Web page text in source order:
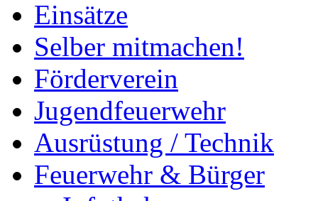
Einsätze
Selber mitmachen!
Förderverein
Jugendfeuerwehr
Ausrüstung / Technik
Feuerwehr & Bürger